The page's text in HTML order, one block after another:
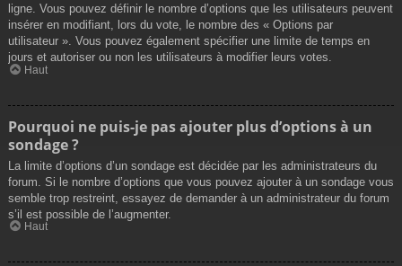
ligne. Vous pouvez définir le nombre d’options que les utilisateurs peuvent
insérer en modifiant, lors du vote, le nombre des « Options par
utilisateur ». Vous pouvez également spécifier une limite de temps en
jours et autoriser ou non les utilisateurs à modifier leurs votes.
Haut
Pourquoi ne puis-je pas ajouter plus d’options à un
sondage ?
La limite d’options d’un sondage est décidée par les administrateurs du
forum. Si le nombre d’options que vous pouvez ajouter à un sondage vous
semble trop restreint, essayez de demander à un administrateur du forum
s’il est possible de l’augmenter.
Haut